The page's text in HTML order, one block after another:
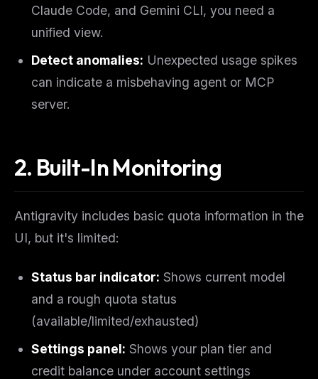
Claude Code, and Gemini CLI, you need a
unified view.
Detect anomalies: Unexpected usage spikes
can indicate a misbehaving agent or MCP
server.
2. Built-In Monitoring
Antigravity includes basic quota information in the
UI, but it's limited:
Status bar indicator: Shows current model
and a rough quota status
(available/limited/exhausted)
Settings panel: Shows your plan tier and
credit balance under account settings